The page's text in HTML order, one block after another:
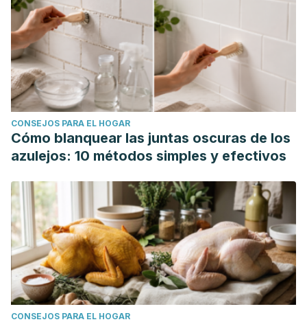
CONSEJOS PARA EL HOGAR
Cómo blanquear las juntas oscuras de los
azulejos: 10 métodos simples y efectivos
CONSEJOS PARA EL HOGAR